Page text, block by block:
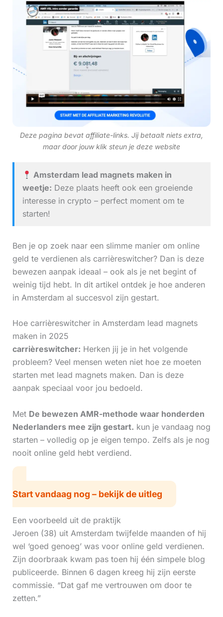
Deze pagina bevat affiliate-links. Jij betaalt niets extra,
maar door jouw klik steun je deze website
Amsterdam lead magnets maken in
weetje: Deze plaats heeft ook een groeiende
interesse in crypto – perfect moment om te
starten!
Ben je op zoek naar een slimme manier om online
geld te verdienen als carrièreswitcher? Dan is deze
bewezen aanpak ideaal – ook als je net begint of
weinig tijd hebt. In dit artikel ontdek je hoe anderen
in Amsterdam al succesvol zijn gestart.
Hoe carrièreswitcher in Amsterdam lead magnets
maken in 2025
carrièreswitcher: Herken jij je in het volgende
probleem? Veel mensen weten niet hoe ze moeten
starten met lead magnets maken. Dan is deze
aanpak speciaal voor jou bedoeld.
Met De bewezen AMR-methode waar honderden
Nederlanders mee zijn gestart. kun je vandaag nog
starten – volledig op je eigen tempo. Zelfs als je nog
nooit online geld hebt verdiend.
Start vandaag nog – bekijk de uitleg
Een voorbeeld uit de praktijk
Jeroen (38) uit Amsterdam twijfelde maanden of hij
wel ‘goed genoeg’ was voor online geld verdienen.
Zijn doorbraak kwam pas toen hij één simpele blog
publiceerde. Binnen 6 dagen kreeg hij zijn eerste
commissie. “Dat gaf me vertrouwen om door te
zetten.”